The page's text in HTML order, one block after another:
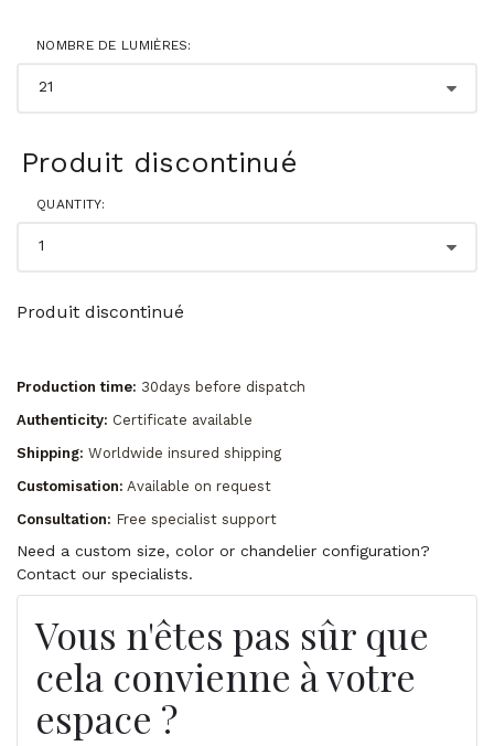
NOMBRE DE LUMIÈRES:
Produit discontinué
QUANTITY:
Produit discontinué
Production time: 30days before dispatch
Authenticity: Certificate available
Shipping: Worldwide insured shipping
Customisation: Available on request
Consultation: Free specialist support
Need a custom size, color or chandelier configuration?
Contact our specialists.
Vous n'êtes pas sûr que
cela convienne à votre
espace ?